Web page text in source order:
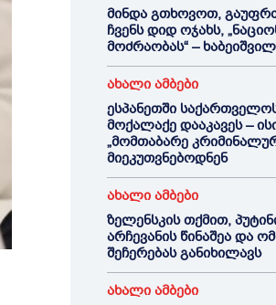
მინდა გთხოვოთ,
ჩვენს დიდ ოჯახს,
მოძრაობას“ –
ახალი ამბები
ესპანეთში
მოქალაქე დააკავეს –
„მომთაბარე
მიეკუთვნებოდნენ
ახალი ამბები
ზელენსკის თქმით,
არჩევანის წინაშეა და
შეჩერებას განიხილავს
ახალი ამბები